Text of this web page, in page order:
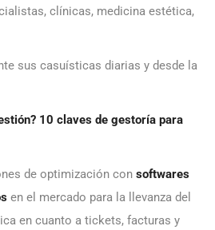
clínicas, medicina estética,
sus casuísticas diarias y desde la
10 claves de gestoría para
de optimización con softwares
en el mercado para la llevanza del
en cuanto a tickets, facturas y